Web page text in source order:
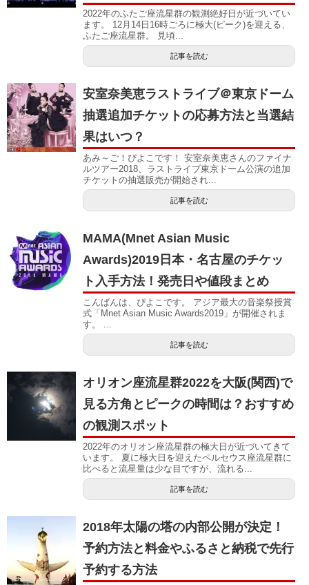
2022年のふたご座流星群の観測絶好日が近づいてい
ます。 12月14日16時ごろに極大(ピーク)を迎える、
ふたご座流星群。 見頃...
記事を読む
安室奈美恵ラストライブ＠東京ドーム
抽選追加チケットの応募方法と当選結
果はいつ？
あみ～ご！ぴよこです！ 安室奈美恵さんのファイナ
ルツアー2018、ラストライブ東京ドーム公演の追加
チケットの抽選販売が開始され...
記事を読む
MAMA(Mnet Asian Music
Awards)2019日本・名古屋のチケッ
ト入手方法！発売日や値段まとめ
こんばんは、ぴよこです。 アジア最大の音楽祭授賞
式「Mnet Asian Music Awards2019」が開催されま
す。 ...
記事を読む
オリオン座流星群2022を大阪(関西)で
見る方角とピークの時間は？おすすめ
の観測スポット
2022年のオリオン座流星群の極大日が近づいてきて
います。 夏に極大日を迎えたペルセウス座流星群に
比べると流星量は少な目ですが、流れる...
記事を読む
2018年太陽の塔の内部公開が決定！
予約方法と料金やふるさと納税で先行
予約する方法